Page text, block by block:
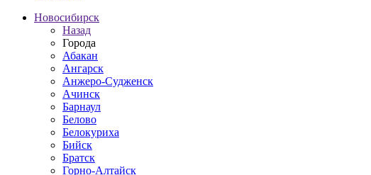
Новосибирск
Назад
Города
Абакан
Ангарск
Анжеро-Судженск
Ачинск
Барнаул
Белово
Белокуриха
Бийск
Братск
Горно-Алтайск